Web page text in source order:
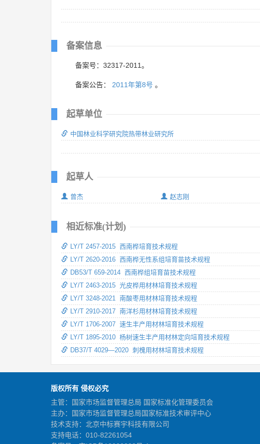
备案信息
备案号：32317-2011。
备案公告： 2011年第8号 。
起草单位
中国林业科学研究院热带林业研究所
起草人
曾杰 赵志刚
相近标准(计划)
LY/T 2457-2015 西南桦培育技术规程
LY/T 2620-2016 西南桦无性系组培育苗技术规程
DB53/T 659-2014 西南桦组培育苗技术规程
LY/T 2463-2015 光皮桦用材林培育技术规程
LY/T 3248-2021 南酸枣用材林培育技术规程
LY/T 2910-2017 南洋杉用材林培育技术规程
LY/T 1706-2007 速生丰产用材林培育技术规程
LY/T 1895-2010 杨树速生丰产用材林定向培育技术规程
DB37/T 4029—2020 刺槐用材林培育技术规程
版权所有 侵权必究
主管：国家市场监督管理总局 国家标准化管理委员会
主办：国家市场监督管理总局国家标准技术审评中心
技术支持：北京中标赛宇科技有限公司
支持电话：010-82261054